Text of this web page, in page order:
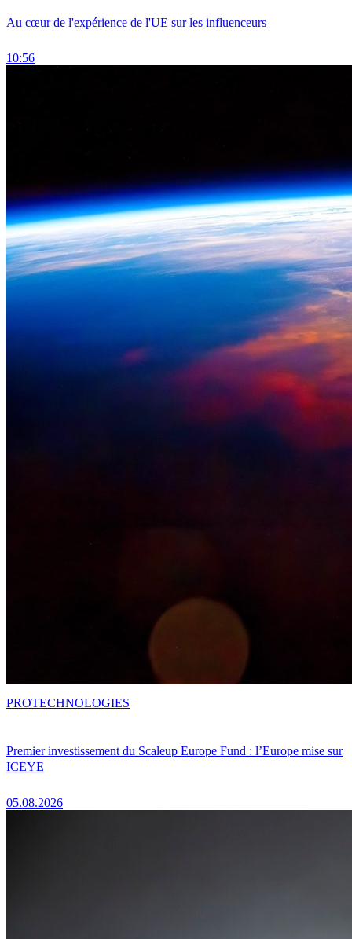
Au cœur de l'expérience de l'UE sur les influenceurs
10:56
Premier investissement du Scaleup Europe Fund : l’Europe mise sur
ICEYE
05.08.2026
PROTECHNOLOGIES